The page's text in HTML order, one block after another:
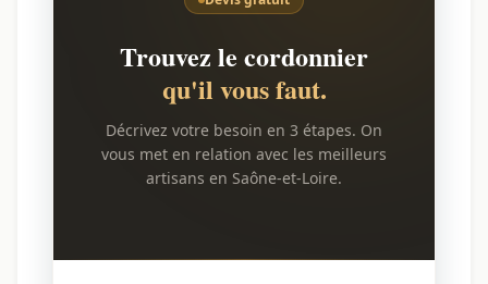
Trouvez le cordonnier
qu'il vous faut.
Décrivez votre besoin en 3 étapes. On
vous met en relation avec les meilleurs
artisans en Saône-et-Loire.